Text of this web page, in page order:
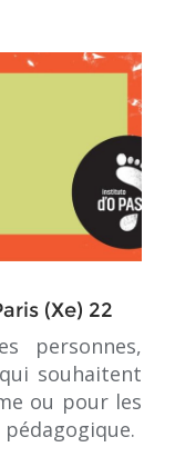
(Xe) 22
personnes,
souhaitent
ou pour les